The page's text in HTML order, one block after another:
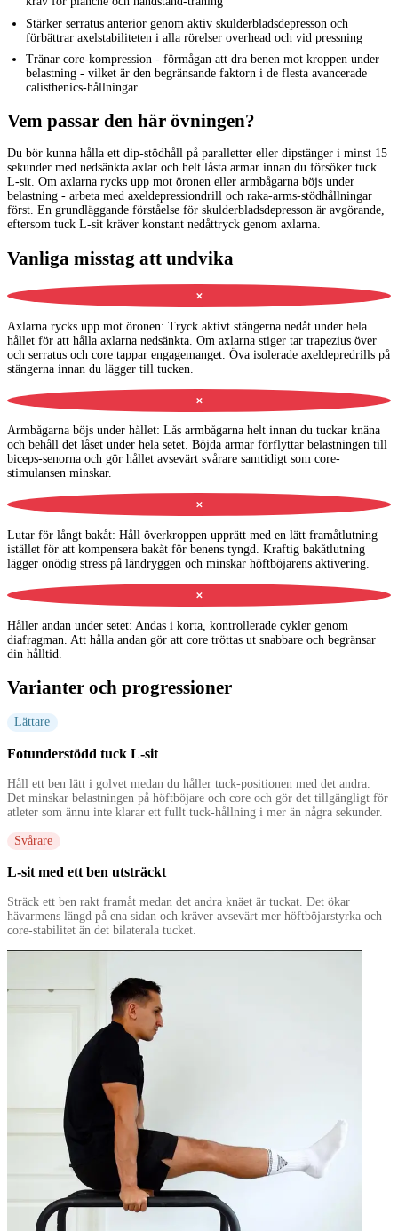
Stärker serratus anterior genom aktiv skulderbladsdepresson och
förbättrar axelstabiliteten i alla rörelser overhead och vid pressning
Tränar core-kompression - förmågan att dra benen mot kroppen under
belastning - vilket är den begränsande faktorn i de flesta avancerade
calisthenics-hållningar
Vem passar den här övningen?
Du bör kunna hålla ett dip-stödhåll på paralletter eller dipstänger i minst 15
sekunder med nedsänkta axlar och helt låsta armar innan du försöker tuck
L-sit. Om axlarna rycks upp mot öronen eller armbågarna böjs under
belastning - arbeta med axeldepressiondrill och raka-arms-stödhållningar
först. En grundläggande förståelse för skulderbladsdepresson är avgörande,
eftersom tuck L-sit kräver konstant nedåttryck genom axlarna.
Vanliga misstag att undvika
✕
Axlarna rycks upp mot öronen: Tryck aktivt stängerna nedåt under hela
hållet för att hålla axlarna nedsänkta. Om axlarna stiger tar trapezius över
och serratus och core tappar engagemanget. Öva isolerade axeldepredrills på
stängerna innan du lägger till tucken.
✕
Armbågarna böjs under hållet: Lås armbågarna helt innan du tuckar knäna
och behåll det låset under hela setet. Böjda armar förflyttar belastningen till
biceps-senorna och gör hållet avsevärt svårare samtidigt som core-
stimulansen minskar.
✕
Lutar för långt bakåt: Håll överkroppen upprätt med en lätt framåtlutning
istället för att kompensera bakåt för benens tyngd. Kraftig bakåtlutning
lägger onödig stress på ländryggen och minskar höftböjarens aktivering.
✕
Håller andan under setet: Andas i korta, kontrollerade cykler genom
diafragman. Att hålla andan gör att core tröttas ut snabbare och begränsar
din hålltid.
Varianter och progressioner
Lättare
Fotunderstödd tuck L-sit
Håll ett ben lätt i golvet medan du håller tuck-positionen med det andra.
Det minskar belastningen på höftböjare och core och gör det tillgängligt för
atleter som ännu inte klarar ett fullt tuck-hållning i mer än några sekunder.
Svårare
L-sit med ett ben utsträckt
Sträck ett ben rakt framåt medan det andra knäet är tuckat. Det ökar
hävarmens längd på ena sidan och kräver avsevärt mer höftböjarstyrka och
core-stabilitet än det bilaterala tucket.